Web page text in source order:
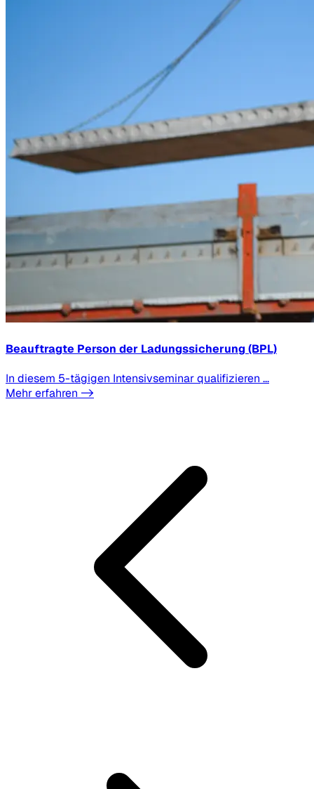
Beauftragte Person der Ladungssicherung (BPL)
In diesem 5-tägigen Intensivseminar qualifizieren ...
Mehr erfahren ->